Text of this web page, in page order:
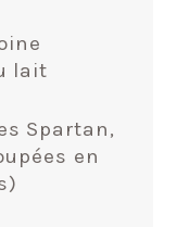
lait
Spartan,
en